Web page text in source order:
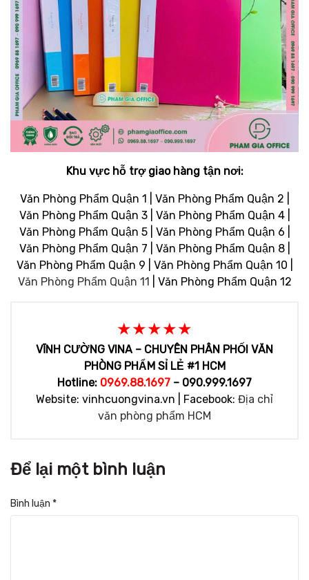
Khu vực hỗ trợ giao hàng tận nơi:
Văn Phòng Phẩm Quận 1 | Văn Phòng Phẩm Quận 2 |
Văn Phòng Phẩm Quận 3 | Văn Phòng Phẩm Quận 4 |
Văn Phòng Phẩm Quận 5 | Văn Phòng Phẩm Quận 6 |
Văn Phòng Phẩm Quận 7 | Văn Phòng Phẩm Quận 8 |
Văn Phòng Phẩm Quận 9 | Văn Phòng Phẩm Quận 10 |
Văn Phòng Phẩm Quận 11 | Văn Phòng Phẩm Quận 12
★★★★★
VĨNH CƯỜNG VINA – CHUYÊN PHÂN PHỐI VĂN
PHÒNG PHẨM SỈ LẺ #1 HCM
Hotline: 0969.88.1697 – 090.999.1697
Website: vinhcuongvina.vn | Facebook: Địa chỉ
văn phòng phẩm HCM
Để lại một bình luận
Bình luận *